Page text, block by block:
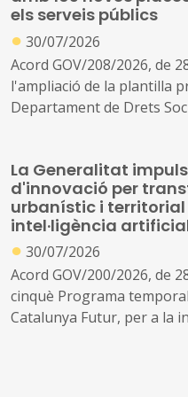
els serveis públics
● 30/07/2026
Acord GOV/208/2026, de
l'ampliació de la plantilla
Departament de Drets
La Generalitat
d'innovació per
urbanístic i
intel·ligència
● 30/07/2026
Acord GOV/200/2026, de
cinquè Programa
Catalunya Futur, per a la